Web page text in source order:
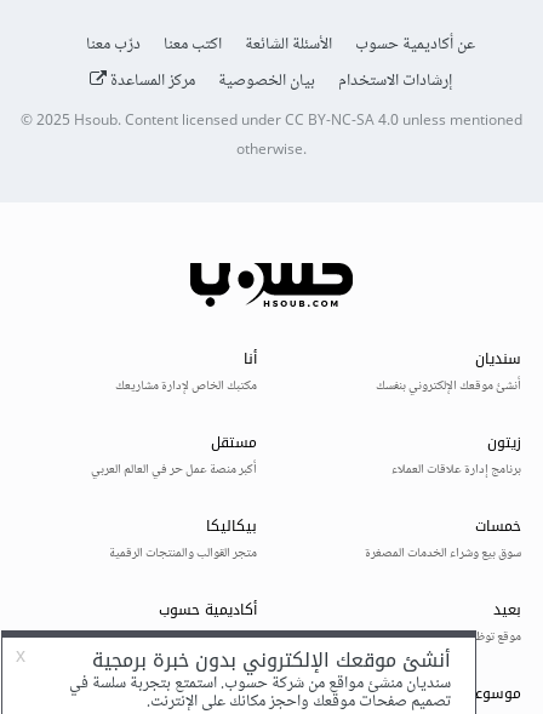
عن أكاديمية حسوب الأسئلة الشائعة اكتب معنا
درّب معنا
إرشادات الاستخدام
بيان الخصوصية مركز المساعدة
© 2025Hsoub.Content licensed underCC BY-NC-SA 4.0unless mentioned
otherwise.